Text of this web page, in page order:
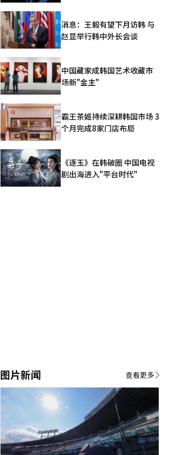
消息：王毅有望下月访韩 与
赵显举行韩中外长会谈
中国藏家成韩国艺术收藏市
场新"金主"
霸王茶姬持续深耕韩国市场 3
个月完成8家门店布局
《逐玉》在韩破圈 中国电视
剧出海进入"平台时代"
图片新闻 查看更多